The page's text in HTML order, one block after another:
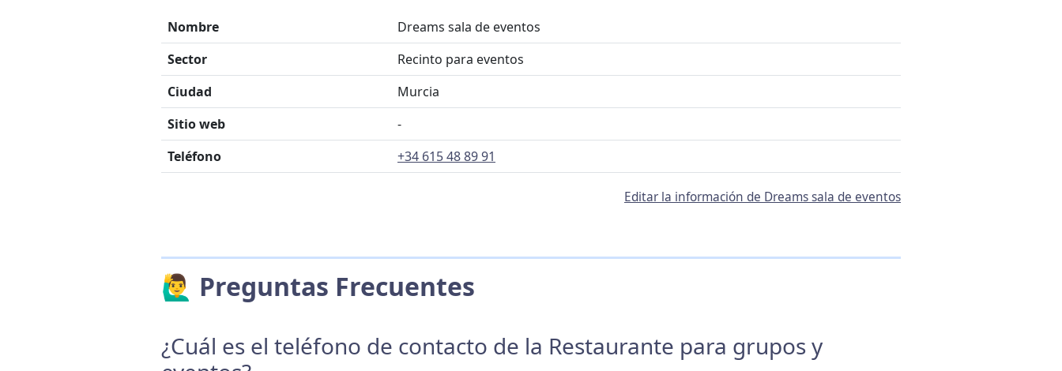
Nombre
Dreams sala de eventos
Sector
Recinto para eventos
Ciudad
Murcia
Sitio web
-
Teléfono
+34 615 48 89 91
Editar la información de Dreams sala de eventos
🙋‍♂️ Preguntas Frecuentes
¿Cuál es el teléfono de contacto de la Restaurante para grupos y